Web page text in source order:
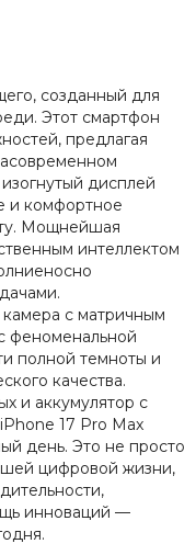
созданный для
Этот смартфон
предлагая
дисплей
и комфортное
Мощнейшая
интеллектом
с матричным
феноменальной
полной темноты и
качества.
и аккумулятор с
17 Pro Max
день. Это не просто
цифровой жизни,
инноваций —